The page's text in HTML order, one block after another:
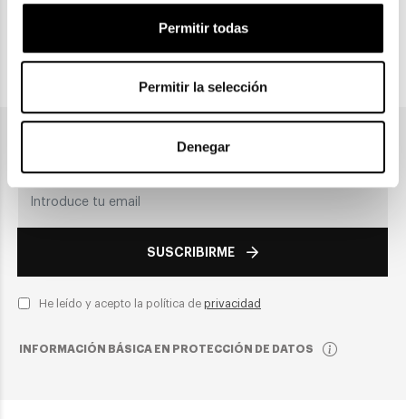
Permitir todas
Permitir la selección
Denegar
Recogida en tienda
Únete a nuestra newsletter
SUSCRIBIRME
He leído y acepto la política de privacidad
INFORMACIÓN BÁSICA EN PROTECCIÓN DE DATOS